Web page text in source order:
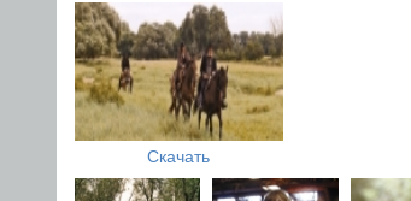
Скачать